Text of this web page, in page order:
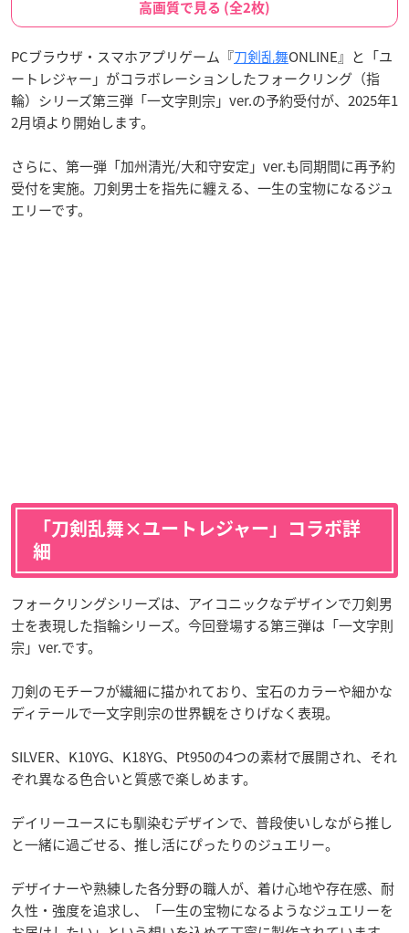
高画質で見る (全2枚)
PCブラウザ・スマホアプリゲーム『刀剣乱舞ONLINE』と「ユ
ートレジャー」がコラボレーションしたフォークリング（指
輪）シリーズ第三弾「一文字則宗」ver.の予約受付が、2025年1
2月頃より開始します。
さらに、第一弾「加州清光/大和守安定」ver.も同期間に再予約
受付を実施。刀剣男士を指先に纏える、一生の宝物になるジュ
エリーです。
「刀剣乱舞×ユートレジャー」コラボ詳
細
フォークリングシリーズは、アイコニックなデザインで刀剣男
士を表現した指輪シリーズ。今回登場する第三弾は「一文字則
宗」ver.です。
刀剣のモチーフが繊細に描かれており、宝石のカラーや細かな
ディテールで一文字則宗の世界観をさりげなく表現。
SILVER、K10YG、K18YG、Pt950の4つの素材で展開され、それ
ぞれ異なる色合いと質感で楽しめます。
デイリーユースにも馴染むデザインで、普段使いしながら推し
と一緒に過ごせる、推し活にぴったりのジュエリー。
デザイナーや熟練した各分野の職人が、着け心地や存在感、耐
久性・強度を追求し、「一生の宝物になるようなジュエリーを